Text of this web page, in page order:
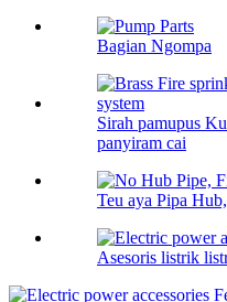
Bagian Ngompa
Sirah pamupus
panyiram cai
Teu aya Pipa
Asesoris listrik